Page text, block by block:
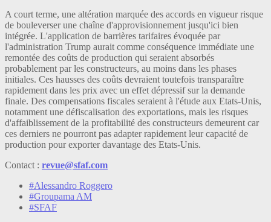
A court terme, une altération marquée des accords en vigueur risque
de bouleverser une chaîne d'approvisionnement jusqu'ici bien
intégrée. L'application de barrières tarifaires évoquée par
l'administration Trump aurait comme conséquence immédiate une
remontée des coûts de production qui seraient absorbés
probablement par les constructeurs, au moins dans les phases
initiales. Ces hausses des coûts devraient toutefois transparaître
rapidement dans les prix avec un effet dépressif sur la demande
finale. Des compensations fiscales seraient à l'étude aux Etats-Unis,
notamment une défiscalisation des exportations, mais les risques
d'affaiblissement de la profitabilité des constructeurs demeurent car
ces derniers ne pourront pas adapter rapidement leur capacité de
production pour exporter davantage des Etats-Unis.
Contact : revue@sfaf.com
#Alessandro Roggero
#Groupama AM
#SFAF